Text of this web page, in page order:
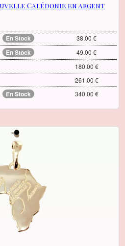
Calédonie en argent
En Stock
38.00 €
En Stock
49.00 €
180.00 €
261.00 €
En Stock 340.00 €